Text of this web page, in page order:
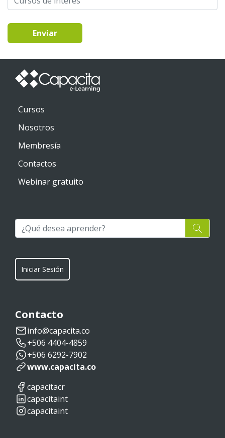
Enviar
Cursos
Nosotros
Membresía
Contactos
Webinar gratuito
Iniciar Sesión
Contacto
info@capacita.co
+506 4404-4859
+506 6292-7902
www.capacita.co
capacitacr
capacitaint
capacitaint